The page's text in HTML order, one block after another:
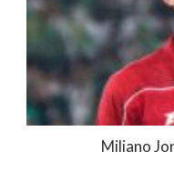
Miliano